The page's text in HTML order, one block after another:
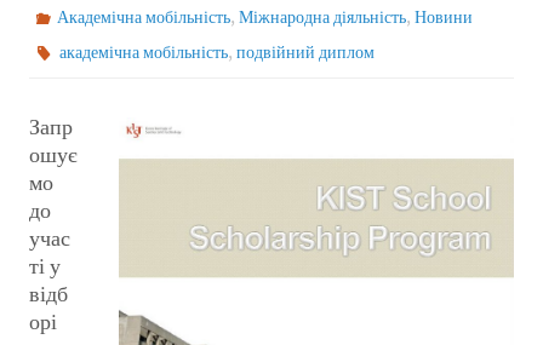
Академічна мобільність,Міжнародна діяльність,Новини
академічна мобільність,подвійний диплом
Запр
ошує
мо
до
учас
ті у
відб
орі